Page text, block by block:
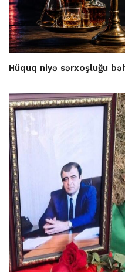
Hüquq niyə sərxoşluğu